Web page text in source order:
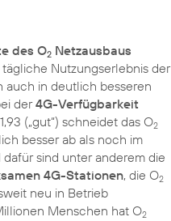
des O2Netzausbaus
Nutzungserlebnis der
auch in deutlich besseren
der4G-Verfügbarkeit
(„gut“) schneidet das O2
besser ab als noch im
sind unter anderem die
4G-Stationen, die O2
neu in Betrieb
Menschen hat O2